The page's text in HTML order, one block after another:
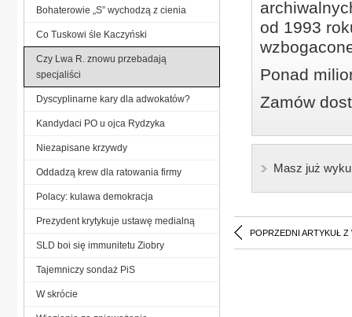
od 1993
Ponad
Zamów
Masz już
POPRZEDNI ARTYKUŁ Z
Bohaterowie „S” wychodzą z cienia
Co Tuskowi śle Kaczyński
Czy Lwa R. znowu przebadają
specjaliści
Dyscyplinarne kary dla adwokatów?
Kandydaci PO u ojca Rydzyka
Niezapisane krzywdy
Oddadzą krew dla ratowania firmy
Polacy: kulawa demokracja
Prezydent krytykuje ustawę medialną
SLD boi się immunitetu Ziobry
Tajemniczy sondaż PiS
W skrócie